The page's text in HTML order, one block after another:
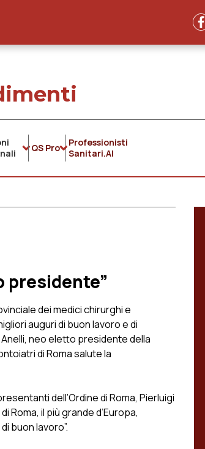
QS Pro
Professionisti
Sanitari.AI
presidente”
dei medici chirurghi e
auguri di buon lavoro e di
neo eletto presidente della
di Roma salute la
dell’Ordine di Roma, Pierluigi
Roma, il più grande d’Europa,
buon lavoro”.